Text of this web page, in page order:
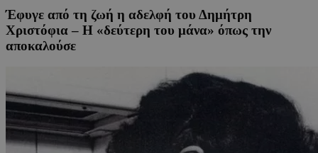
Έφυγε από τη ζωή η αδελφή του Δημήτρη
Χριστόφια – Η «δεύτερη του μάνα» όπως την
αποκαλούσε